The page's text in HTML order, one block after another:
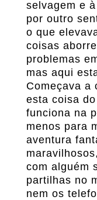
selvagem e
por outro
o que
coisas
problemas
mas aqui
Começava a
esta coisa
funciona na
menos para
aventura
com alguém
partilhas no
nem os